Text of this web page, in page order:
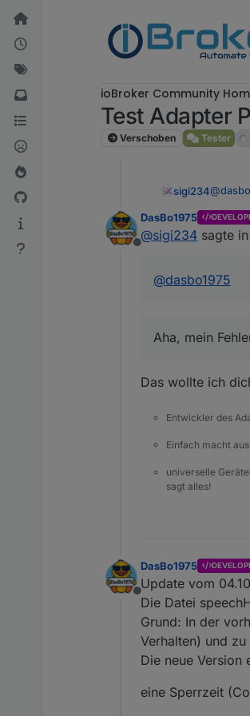
Weiter zum Inhalt
ioBroker Community
Test Adapter
Verschoben Tester
sigi234@
Die
Der
Aha,
Offline
DasBo1975
@sigi234 sagte in
@dasbo1975
Aha, mein
Das wollte ich
Entwickler des
Einfach macht
universelle
sagt alles!
Offline
DasBo1975
Update vom
Die Datei
Grund: In der
Verhalten) und
Die neue Version
eine Sperrzeit